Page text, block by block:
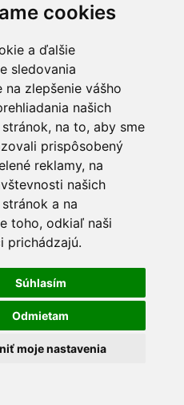
cookies
a ďalšie
sledovania
na zlepšenie vášho
našich
na to, aby sme
prispôsobený
reklamy, na
našich
a na
toho, odkiaľ naši
prichádzajú.
Súhlasím
Odmietam
moje nastavenia